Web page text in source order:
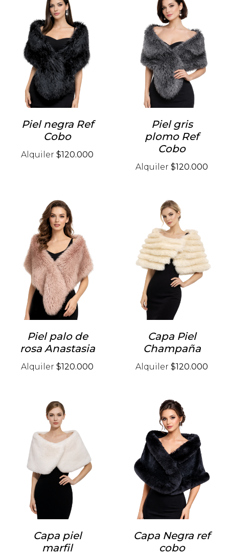
Piel negra Ref
Cobo
Alquiler $120.000
Piel gris
plomo Ref
Cobo
Alquiler $120.000
Piel palo de
rosa Anastasia
Alquiler $120.000
Capa Piel
Champaña
Alquiler $120.000
Capa piel
marfil
Capa Negra ref
cobo